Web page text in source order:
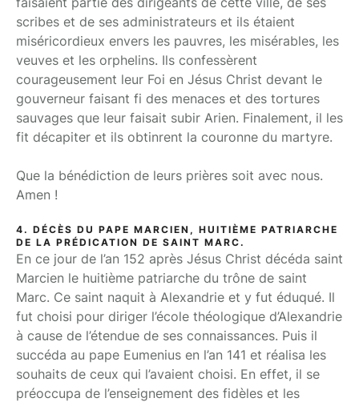
scribes et de ses administrateurs et ils étaient
miséricordieux envers les pauvres, les misérables, les
veuves et les orphelins. Ils confessèrent
courageusement leur Foi en Jésus Christ devant le
gouverneur faisant fi des menaces et des tortures
sauvages que leur faisait subir Arien. Finalement, il les
fit décapiter et ils obtinrent la couronne du martyre.
Que la bénédiction de leurs prières soit avec nous.
Amen !
4. DÉCÈS DU PAPE MARCIEN, HUITIÈME PATRIARCHE
DE LA PRÉDICATION DE SAINT MARC.
En ce jour de l’an 152 après Jésus Christ décéda saint
Marcien le huitième patriarche du trône de saint
Marc. Ce saint naquit à Alexandrie et y fut éduqué. Il
fut choisi pour diriger l’école théologique d’Alexandrie
à cause de l’étendue de ses connaissances. Puis il
succéda au pape Eumenius en l’an 141 et réalisa les
souhaits de ceux qui l’avaient choisi. En effet, il se
préoccupa de l’enseignement des fidèles et les